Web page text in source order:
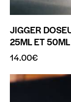
JIGGER
25ML ET 50ML
14.00€